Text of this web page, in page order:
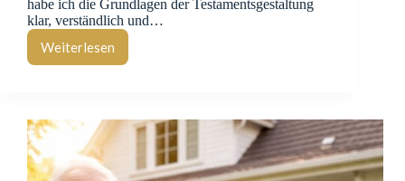
habe ich die Grundlagen der Testamentsgestaltung
klar, verständlich und…
WeiterlesenInfoveranstaltung:
Wie
ein
Testament?